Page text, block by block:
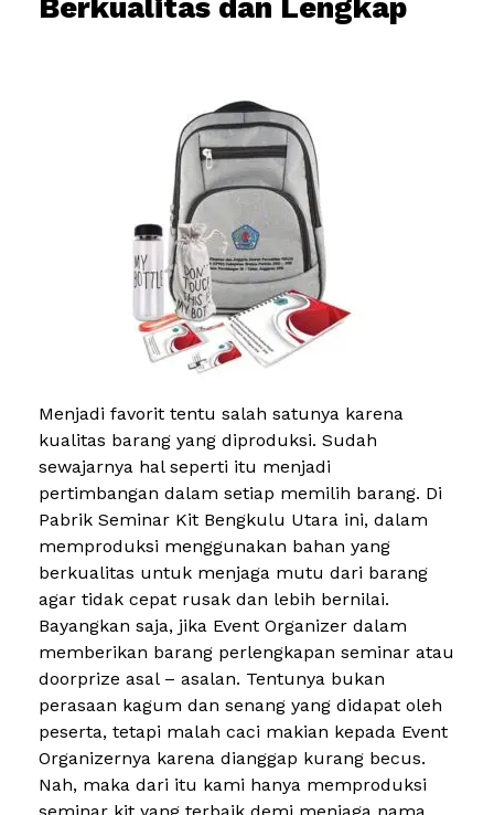
Berkualitas dan Lengkap
Menjadi favorit tentu salah satunya karena
kualitas barang yang diproduksi. Sudah
sewajarnya hal seperti itu menjadi
pertimbangan dalam setiap memilih barang. Di
Pabrik Seminar Kit Bengkulu Utara ini, dalam
memproduksi menggunakan bahan yang
berkualitas untuk menjaga mutu dari barang
agar tidak cepat rusak dan lebih bernilai.
Bayangkan saja, jika Event Organizer dalam
memberikan barang perlengkapan seminar atau
doorprize asal – asalan. Tentunya bukan
perasaan kagum dan senang yang didapat oleh
peserta, tetapi malah caci makian kepada Event
Organizernya karena dianggap kurang becus.
Nah, maka dari itu kami hanya memproduksi